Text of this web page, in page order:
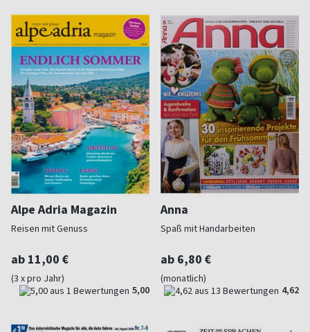
Alpe Adria Magazin
Reisen mit Genuss
ab 11,00 €
(3 x pro Jahr)
5,00
Anna
Spaß mit Handarbeiten
ab 6,80 €
(monatlich)
4,62